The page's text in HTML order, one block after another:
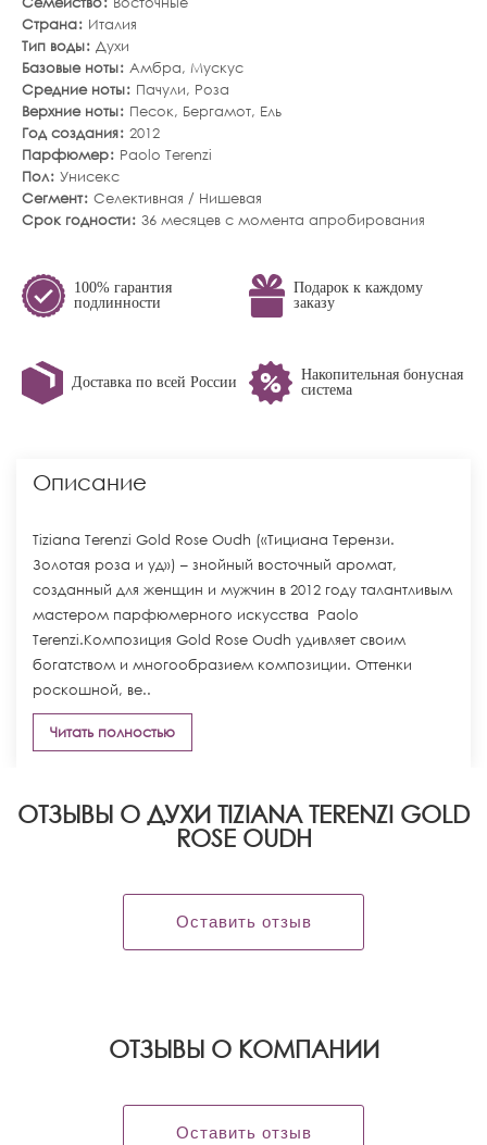
Страна
Италия
Тип воды Духи
Базовые ноты Амбра, Мускус
Средние ноты
Пачули, Роза
Верхние ноты
Песок, Бергамот, Ель
Год создания 2012
Парфюмер
Paolo Terenzi
Пол Унисекс
Сегмент Селективная / Нишевая
Срок годности 36 месяцев с момента апробирования
100% гарантия
подлинности
Подарок к каждому
заказу
Доставка по всей России
Накопительная бонусная
система
Описание
Tiziana Terenzi Gold Rose Oudh («Тициана Терензи.
Золотая роза и уд») – знойный восточный аромат,
созданный для женщин и мужчин в 2012 году талантливым
мастером парфюмерного искусства Paolo
Terenzi.Композиция Gold Rose Oudh удивляет своим
богатством и многообразием композиции. Оттенки
роскошной, ве..
Читать полностью
ОТЗЫВЫ О ДУХИ TIZIANA TERENZI GOLD
ROSE OUDH
Оставить отзыв
OТЗЫВЫ О КОМПАНИИ
Оставить отзыв